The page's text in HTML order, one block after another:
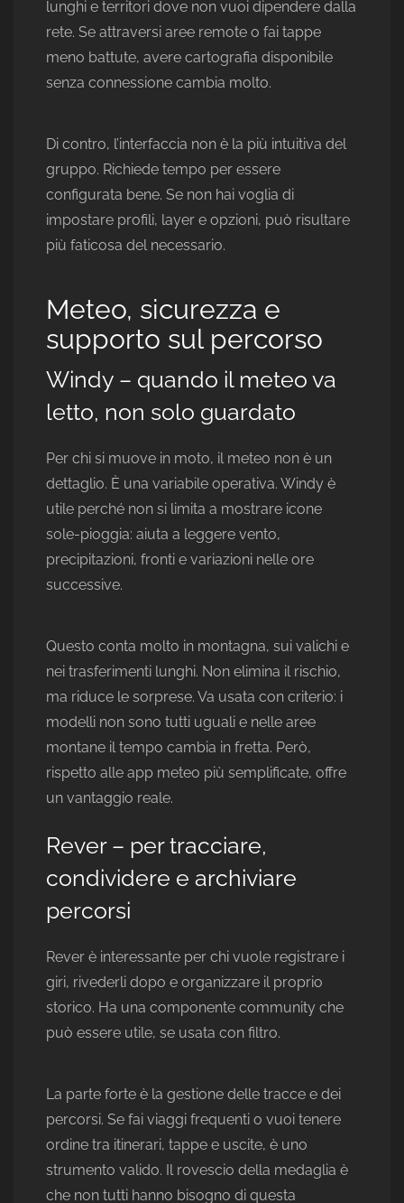
lunghi e territori dove non vuoi dipendere dalla
rete. Se attraversi aree remote o fai tappe
meno battute, avere cartografia disponibile
senza connessione cambia molto.
Di contro, l’interfaccia non è la più intuitiva del
gruppo. Richiede tempo per essere
configurata bene. Se non hai voglia di
impostare profili, layer e opzioni, può risultare
più faticosa del necessario.
Meteo, sicurezza e
supporto sul percorso
Windy – quando il meteo va
letto, non solo guardato
Per chi si muove in moto, il meteo non è un
dettaglio. È una variabile operativa. Windy è
utile perché non si limita a mostrare icone
sole-pioggia: aiuta a leggere vento,
precipitazioni, fronti e variazioni nelle ore
successive.
Questo conta molto in montagna, sui valichi e
nei trasferimenti lunghi. Non elimina il rischio,
ma riduce le sorprese. Va usata con criterio: i
modelli non sono tutti uguali e nelle aree
montane il tempo cambia in fretta. Però,
rispetto alle app meteo più semplificate, offre
un vantaggio reale.
Rever – per tracciare,
condividere e archiviare
percorsi
Rever è interessante per chi vuole registrare i
giri, rivederli dopo e organizzare il proprio
storico. Ha una componente community che
può essere utile, se usata con filtro.
La parte forte è la gestione delle tracce e dei
percorsi. Se fai viaggi frequenti o vuoi tenere
ordine tra itinerari, tappe e uscite, è uno
strumento valido. Il rovescio della medaglia è
che non tutti hanno bisogno di questa